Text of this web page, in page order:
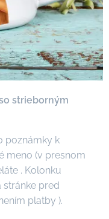
strieborným
poznámky k
meno (v presnom
. Kolonku
stránke pred
platby ).